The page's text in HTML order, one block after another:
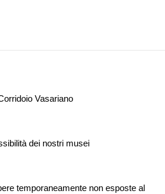
Vasariano
dei nostri musei
temporaneamente non esposte al